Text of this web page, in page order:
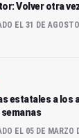
Volver otra
EL 31 DE
estatales a
EL 05 DE MARZO